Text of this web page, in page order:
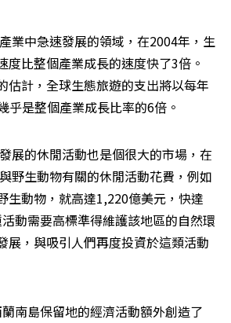
業中急速發展的領域，在2004年，生
度比整個產業成長的速度快了3倍。
估計，全球生態旅遊的支出將以每年
乎是整個產業成長比率的6倍。
展的休閒活動也是個很大的市場，在
野生動物有關的休閒活動花費，例如
生動物，就高達1,220億美元，快達
動需要高標準得維護該地區的自然環
展，與吸引人們再度投資於這類活動
南島保留地的經濟活動額外創造了